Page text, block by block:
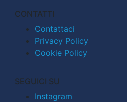
CONTATTI
Contattaci
Privacy Policy
Cookie Policy
SEGUICI SU
Instagram